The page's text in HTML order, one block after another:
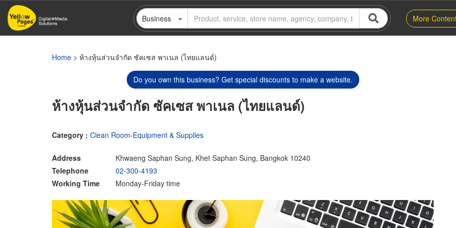
Skip
main
Business More
Home > ห้างหุ้นส่วนจำกัด ซัคเซส พาเนล (ไทยแลนด์)
Do you own this business? Get special discounts to make a website.
ห้างหุ้นส่วนจำกัด ซัคเซส พาเนล (ไทยแลนด์)
Category : Clean Room-Equipment & Supplies
Address
Khwaeng Saphan Sung, Khet Saphan Sung, Bangkok 10240
Telephone
02-300-4193
Working Time
Monday-Friday time